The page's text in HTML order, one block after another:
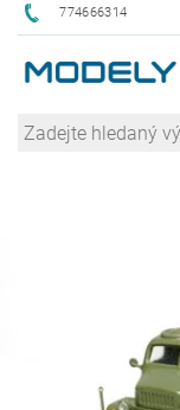
774666314